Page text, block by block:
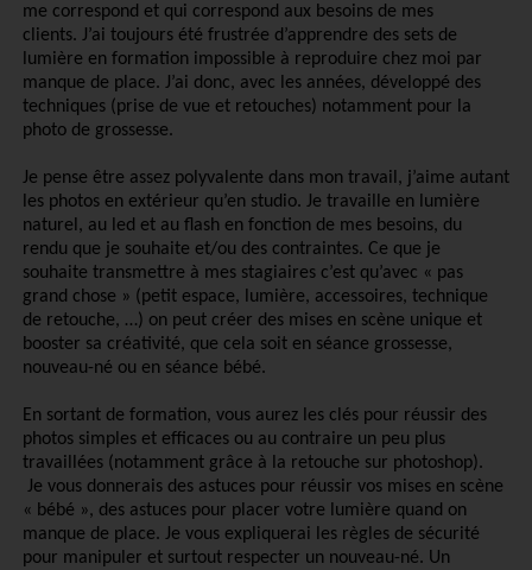
me correspond et qui correspond aux besoins de mes
clients. J’ai toujours été frustrée d’apprendre des sets de
lumière en formation impossible à reproduire chez moi par
manque de place. J’ai donc, avec les années, développé des
techniques (prise de vue et retouches) notamment pour la
photo de grossesse.
Je pense être assez polyvalente dans mon travail, j’aime autant
les photos en extérieur qu’en studio. Je travaille en lumière
naturel, au led et au flash en fonction de mes besoins, du
rendu que je souhaite et/ou des contraintes. Ce que je
souhaite transmettre à mes stagiaires c’est qu’avec « pas
grand chose » (petit espace, lumière, accessoires, technique
de retouche, …) on peut créer des mises en scène unique et
booster sa créativité, que cela soit en séance grossesse,
nouveau-né ou en séance bébé.
En sortant de formation, vous aurez les clés pour réussir des
photos simples et efficaces ou au contraire un peu plus
travaillées (notamment grâce à la retouche sur photoshop).
Je vous donnerais des astuces pour réussir vos mises en scène
« bébé », des astuces pour placer votre lumière quand on
manque de place. Je vous expliquerai les règles de sécurité
pour manipuler et surtout respecter un nouveau-né. Un